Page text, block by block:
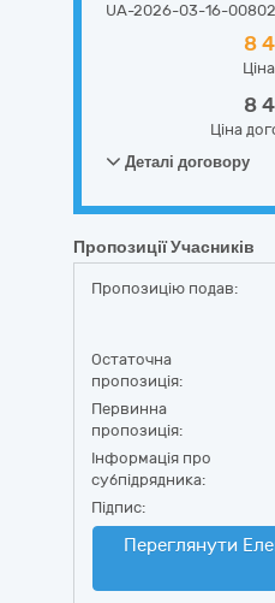
UA-2026-03-16-
8
8
Ціна
Деталі договору
Пропозиції Учасників
Пропозицію подав:
Остаточна
пропозиція:
Первинна
пропозиція:
Інформація про
субпідрядника:
Підпис:
Переглянути